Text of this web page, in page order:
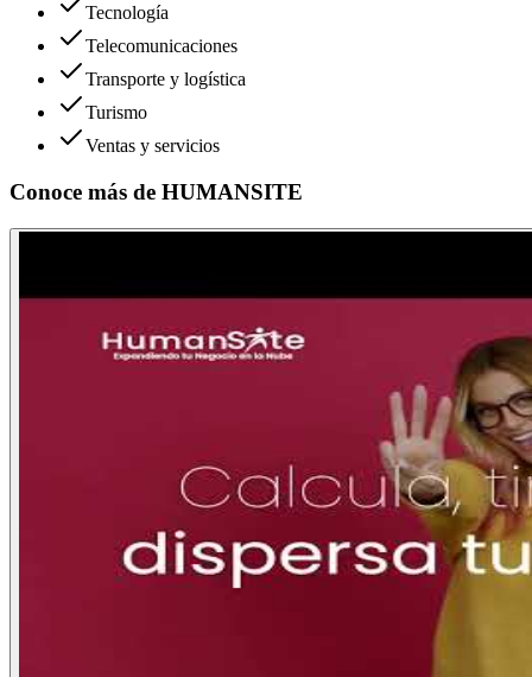
Tecnología
Telecomunicaciones
Transporte y logística
Turismo
Ventas y servicios
Conoce más de HUMANSITE